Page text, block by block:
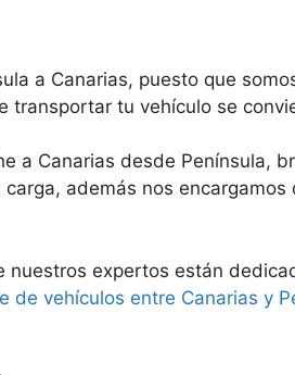
a Canarias, puesto que
transportar tu vehículo se
a Canarias desde Península,
además nos
expertos están
de vehículos entre Canarias y